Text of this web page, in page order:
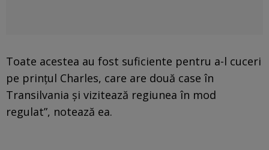
Toate acestea au fost suficiente pentru a-l cuceri
pe prințul Charles, care are două case în
Transilvania și vizitează regiunea în mod
regulat”, notează ea.